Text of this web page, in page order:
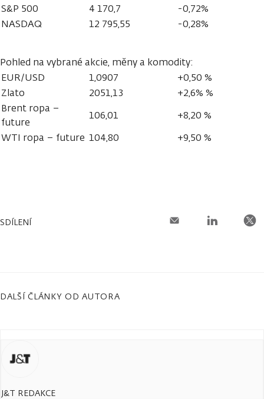
S&P 500
4 170,7
-0,72%
NASDAQ
12 795,55 -0,28%
Pohled na vybrané akcie, měny a komodity:
EUR/USD
1,0907
+0,50 %
Zlato
2051,13
+2,6% %
Brent ropa –
future
106,01
+8,20 %
WTI ropa – future 104,80 +9,50 %
SDÍLENÍ
DALŠÍ ČLÁNKY OD AUTORA
J&T REDAKCE